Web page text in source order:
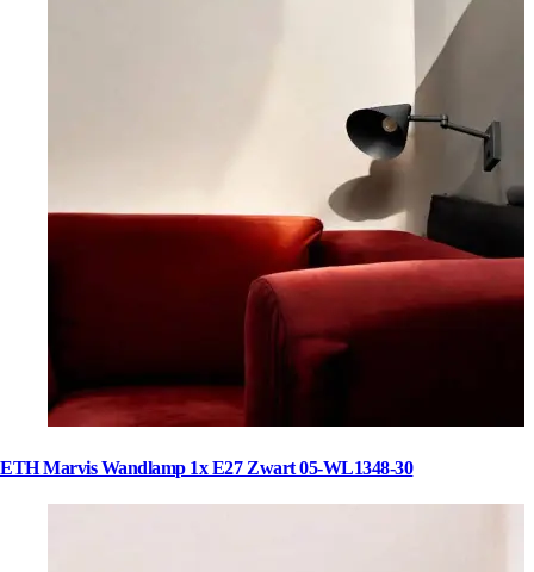
ETH Marvis Wandlamp 1x E27 Zwart 05-WL1348-30